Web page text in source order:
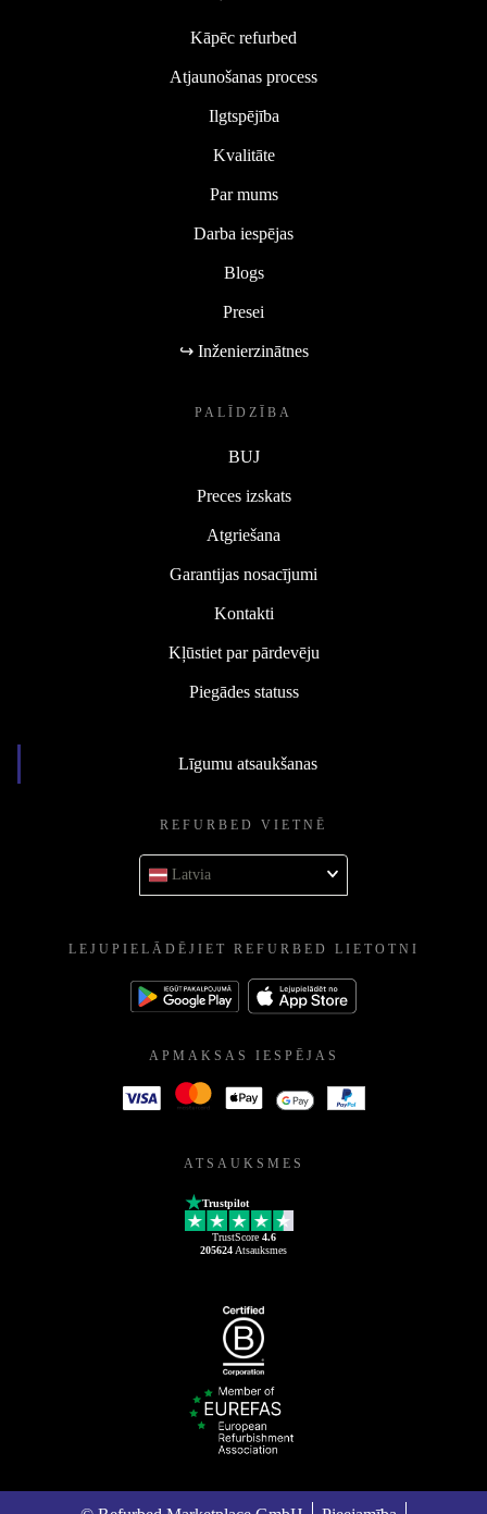
Kāpēc refurbed
Atjaunošanas process
Ilgtspējība
Kvalitāte
Par mums
Darba iespējas
Blogs
Presei
↪ Inženierzinātnes
PALĪDZĪBA
BUJ
Preces izskats
Atgriešana
Garantijas nosacījumi
Kontakti
Kļūstiet par pārdevēju
Piegādes statuss
Līgumu atsaukšanas
REFURBED VIETNĒ
Latvia
LEJUPIELĀDĒJIET REFURBED LIETOTNI
APMAKSAS IESPĒJAS
ATSAUKSMES
Trustpilot
TrustScore 4.6
205624 Atsauksmes